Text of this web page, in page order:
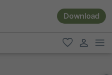
Download
favoriti